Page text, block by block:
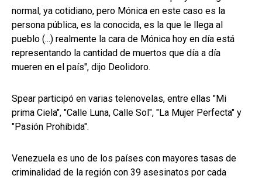
normal, ya cotidiano, pero Mónica en este caso es la
persona pública, es la conocida, es la que le llega al
pueblo (...) realmente la cara de Mónica hoy en día está
representando la cantidad de muertos que día a día
mueren en el país", dijo Deolidoro.
Spear participó en varias telenovelas, entre ellas "Mi
prima Ciela", "Calle Luna, Calle Sol", "La Mujer Perfecta" y
"Pasión Prohibida".
Venezuela es uno de los países con mayores tasas de
criminalidad de la región con 39 asesinatos por cada